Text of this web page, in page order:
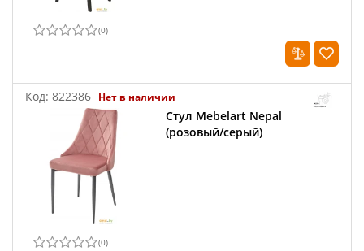
(0)
Код: 822386 Нет в наличии
Стул Mebelart Nepal
(розовый/серый)
(0)